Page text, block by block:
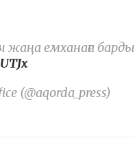
емханаға барды
(@aqorda_press)